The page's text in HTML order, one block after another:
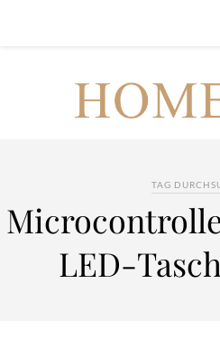
TAG
LED-